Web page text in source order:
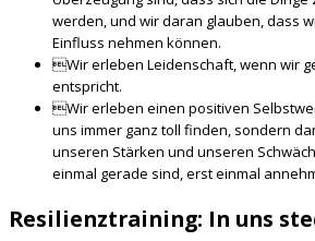
werden, und wir daran glauben, dass
Einfluss nehmen können.
Wir erleben Leidenschaft, wenn wir
entspricht.
Wir erleben einen positiven
uns immer ganz toll finden, sondern
unseren Stärken und unseren
einmal gerade sind, erst einmal
Resilienztraining: In uns